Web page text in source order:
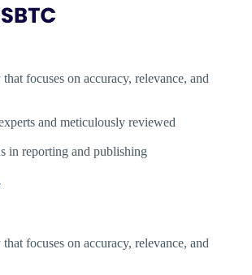
focuses on accuracy, relevance, and
and meticulously reviewed
in reporting and publishing
focuses on accuracy, relevance, and